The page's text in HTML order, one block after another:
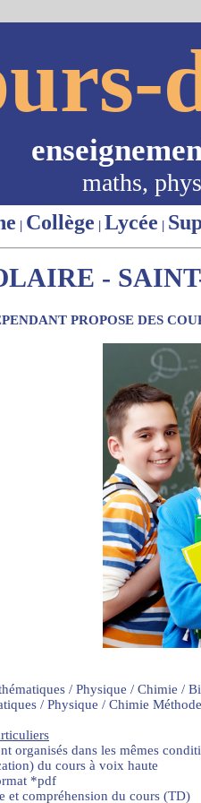
maths,
| Collège | Lycée |
-
PROPOSE DES
/ Physique / Chimie /
/ Physique / Chimie
organisés dans les mêmes
du cours à voix haute
*pdf
et compréhension du cours (TD)